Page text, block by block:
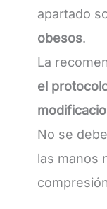
apartado
obesos.
La
el
No se
las manos